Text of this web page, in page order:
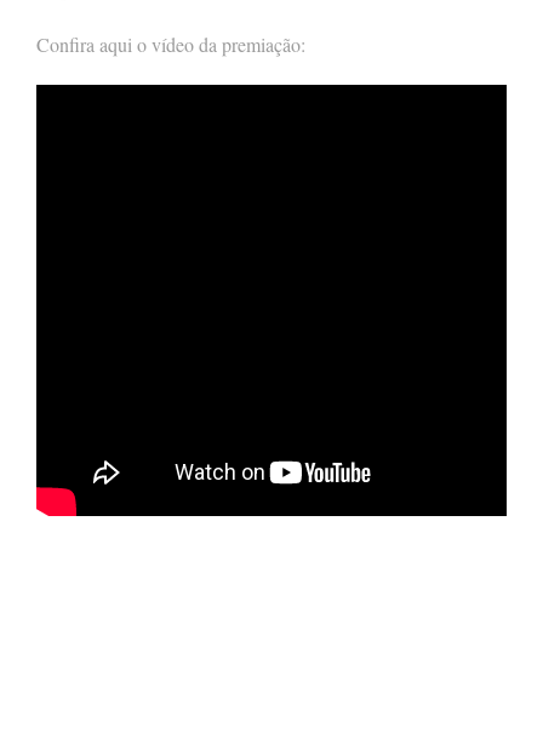
Confira aqui o vídeo da premiação: